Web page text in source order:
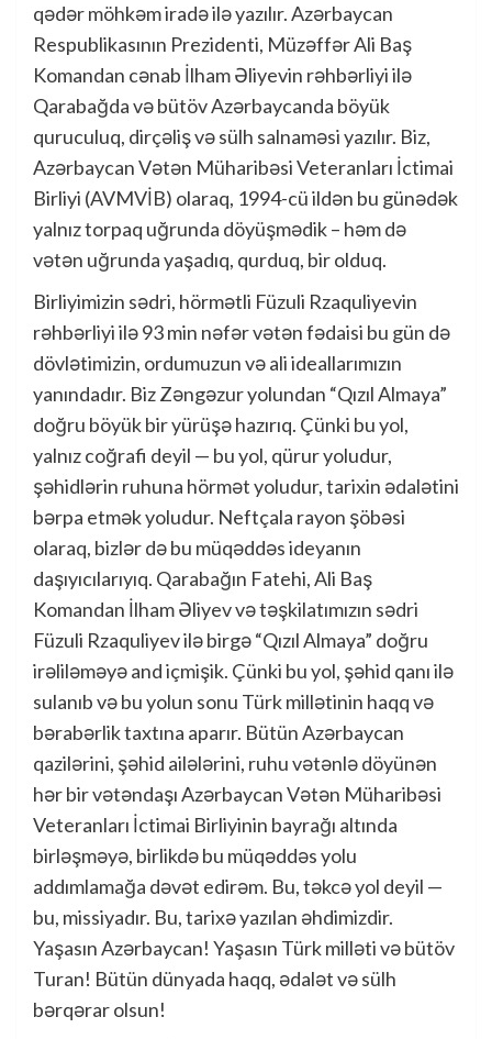
qədər möhkəm iradə ilə yazılır. Azərbaycan
Respublikasının Prezidenti, Müzəffər Ali Baş
Komandan cənab İlham Əliyevin rəhbərliyi ilə
Qarabağda və bütöv Azərbaycanda böyük
quruculuq, dirçəliş və sülh salnaməsi yazılır. Biz,
Azərbaycan Vətən Müharibəsi Veteranları İctimai
Birliyi (AVMVİB) olaraq, 1994-cü ildən bu günədək
yalnız torpaq uğrunda döyüşmədik – həm də
vətən uğrunda yaşadıq, qurduq, bir olduq.
Birliyimizin sədri, hörmətli Füzuli Rzaquliyevin
rəhbərliyi ilə 93 min nəfər vətən fədaisi bu gün də
dövlətimizin, ordumuzun və ali ideallarımızın
yanındadır. Biz Zəngəzur yolundan “Qızıl Almaya”
doğru böyük bir yürüşə hazırıq. Çünki bu yol,
yalnız coğrafi deyil — bu yol, qürur yoludur,
şəhidlərin ruhuna hörmət yoludur, tarixin ədalətini
bərpa etmək yoludur. Neftçala rayon şöbəsi
olaraq, bizlər də bu müqəddəs ideyanın
daşıyıcılarıyıq. Qarabağın Fatehi, Ali Baş
Komandan İlham Əliyev və təşkilatımızın sədri
Füzuli Rzaquliyev ilə birgə “Qızıl Almaya” doğru
irəliləməyə and içmişik. Çünki bu yol, şəhid qanı ilə
sulanıb və bu yolun sonu Türk millətinin haqq və
bərabərlik taxtına aparır. Bütün Azərbaycan
qazilərini, şəhid ailələrini, ruhu vətənlə döyünən
hər bir vətəndaşı Azərbaycan Vətən Müharibəsi
Veteranları İctimai Birliyinin bayrağı altında
birləşməyə, birlikdə bu müqəddəs yolu
addımlamağa dəvət edirəm. Bu, təkcə yol deyil —
bu, missiyadır. Bu, tarixə yazılan əhdimizdir.
Yaşasın Azərbaycan! Yaşasın Türk milləti və bütöv
Turan! Bütün dünyada haqq, ədalət və sülh
bərqərar olsun!